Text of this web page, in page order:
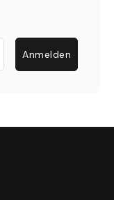
Anmelden